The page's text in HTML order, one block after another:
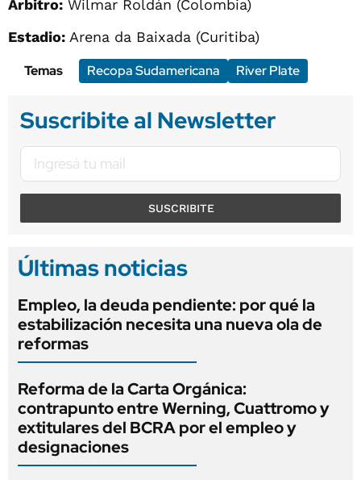
Árbitro: Wilmar Roldán (Colombia)
Estadio: Arena da Baixada (Curitiba)
Temas
Recopa Sudamericana River Plate
Suscribite al Newsletter
SUSCRIBITE
Últimas noticias
Empleo, la deuda pendiente: por qué la
estabilización necesita una nueva ola de
reformas
Reforma de la Carta Orgánica:
contrapunto entre Werning, Cuattromo y
extitulares del BCRA por el empleo y
designaciones